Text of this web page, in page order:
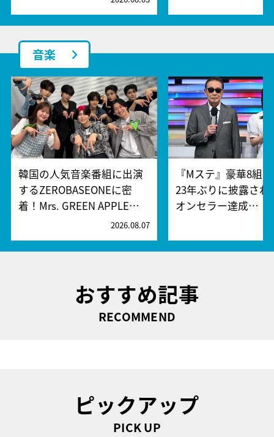
音楽
韓国の人気音楽番組に出演
するZEROBASEONEに密
着！Mrs. GREEN APPLE…
2026.08.07
『Mステ』豪華8組
23年ぶりに披露され
オンセラー達成…
おすすめ記事
RECOMMEND
ピックアップ
PICK UP